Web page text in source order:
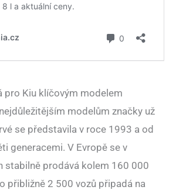
pro Kiu klíčovým modelem
modelům značky už
se představila v roce 1993 a od
generacemi. V Evropě se v
stabilně prodává kolem 160 000
přibližně 2 500 vozů připadá na